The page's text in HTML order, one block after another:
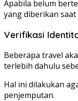
Apabila belum
yang diberikan saat
Verifikasi
Beberapa travel
terlebih dahulu
Hal ini dilakukan
penjemputan.